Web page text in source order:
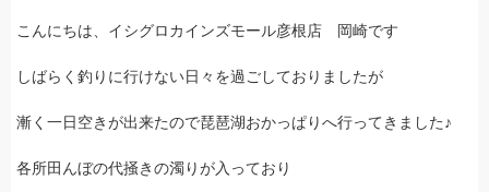
こんにちは、イシグロカインズモール彦根店 岡崎です
しばらく釣りに行けない日々を過ごしておりましたが
漸く一日空きが出来たので琵琶湖おかっぱりへ行ってきました♪
各所田んぼの代掻きの濁りが入っており